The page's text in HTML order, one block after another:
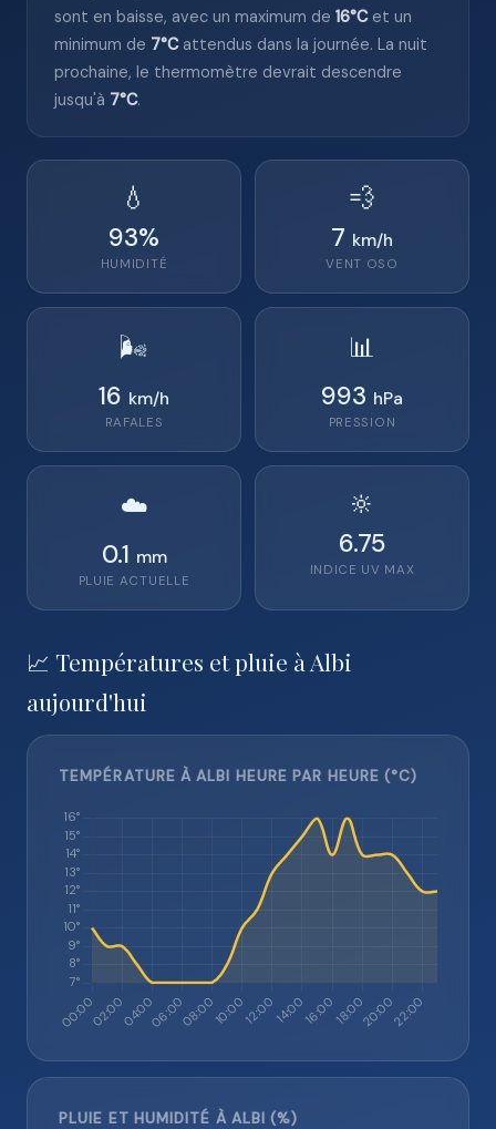
sont en baisse, avec un maximum de 16°Cet un
minimum de 7°Cattendus dans la journée. La nuit
prochaine, le thermomètre devrait descendre
jusqu'à 7°C.
💧
93%
HUMIDITÉ
💨
7 km/h
VENT OSO
🌬️
16 km/h
RAFALES
📊
993 hPa
PRESSION
☁️
0.1 mm
PLUIE ACTUELLE
🔆
6.75
INDICE UV MAX
📈 Températures et pluie à Albi
aujourd'hui
TEMPÉRATURE À ALBI HEURE PAR HEURE (°C)
PLUIE ET HUMIDITÉ À ALBI (%)